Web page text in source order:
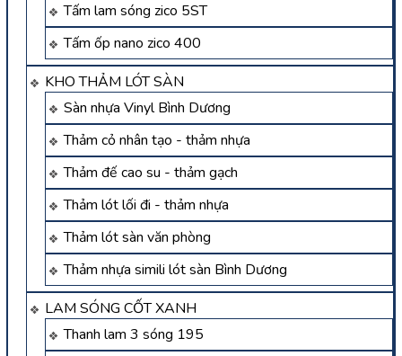
Tấm lam sóng zico 5ST
Tấm ốp nano zico 400
KHO THẢM LÓT SÀN
Sàn nhựa Vinyl Bình Dương
Thảm cỏ nhân tạo - thảm nhựa
Thảm đế cao su - thảm gạch
Thảm lót lối đi - thảm nhựa
Thảm lót sàn văn phòng
Thảm nhựa simili lót sàn Bình Dương
LAM SÓNG CỐT XANH
Thanh lam 3 sóng 195